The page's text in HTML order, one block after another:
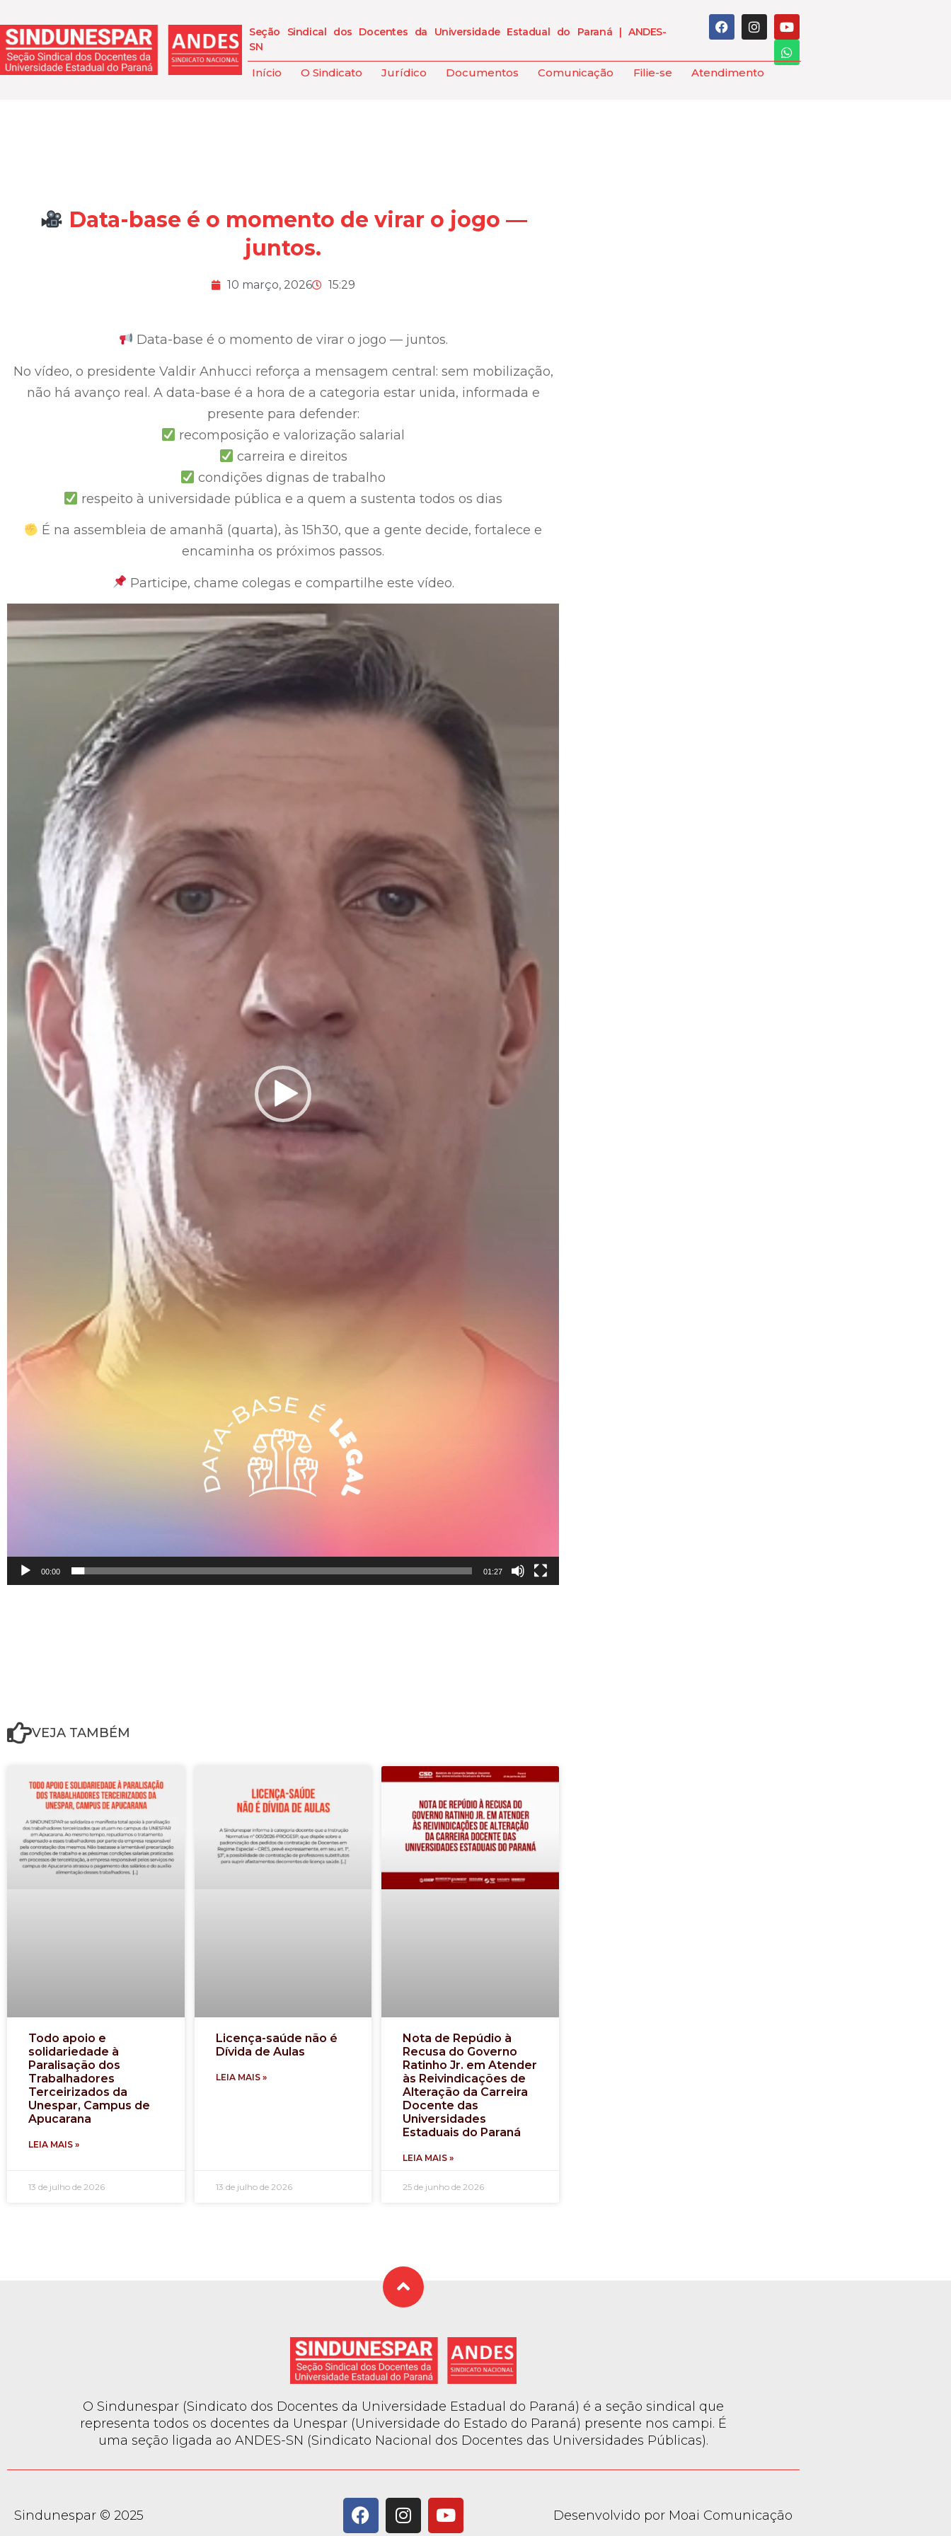
Seção Sindical dos Docentes da Universidade Estadual do Paraná | ANDES-
SN
Início O Sindicato Jurídico Documentos Comunicação Filie-se Atendimento
Data-base é o momento de virar o jogo —
juntos.
10 março, 2026 15:29
Data-base é o momento de virar o jogo — juntos.
No vídeo, o presidente Valdir Anhucci reforça a mensagem central: sem mobilização,
não há avanço real. A data-base é a hora de a categoria estar unida, informada e
presente para defender:
recomposição e valorização salarial
carreira e direitos
condições dignas de trabalho
respeito à universidade pública e a quem a sustenta todos os dias
É na assembleia de amanhã (quarta), às 15h30, que a gente decide, fortalece e
encaminha os próximos passos.
Participe, chame colegas e compartilhe este vídeo.
Tocador
de
vídeo
00:00 01:27
VEJA TAMBÉM
Todo apoio e
solidariedade à
Paralisação dos
Trabalhadores
Terceirizados da
Unespar, Campus de
Apucarana
LEIA MAIS »
13 de julho de 2026
Licença-saúde não é
Dívida de Aulas
LEIA MAIS »
13 de julho de 2026
Nota de Repúdio à
Recusa do Governo
Ratinho Jr. em Atender
às Reivindicações de
Alteração da Carreira
Docente das
Universidades
Estaduais do Paraná
LEIA MAIS »
25 de junho de 2026
O Sindunespar (Sindicato dos Docentes da Universidade Estadual do Paraná) é a seção sindical que
representa todos os docentes da Unespar (Universidade do Estado do Paraná) presente nos campi. É
uma seção ligada ao ANDES-SN (Sindicato Nacional dos Docentes das Universidades Públicas).
Sindunespar © 2025 Desenvolvido por Moai Comunicação